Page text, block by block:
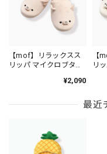
【mof】リラックスス
リッパ マイクロブタ
¥2,090
【
リ
最近